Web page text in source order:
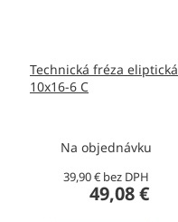
Technická fréza eliptická
10x16-6 C
Na objednávku
39,90 € bez DPH
49,08 €